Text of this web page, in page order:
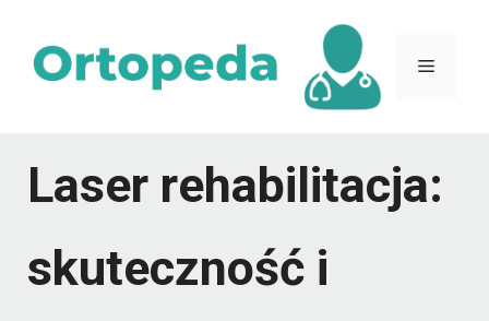
Menu
Laser rehabilitacja:
skuteczność i